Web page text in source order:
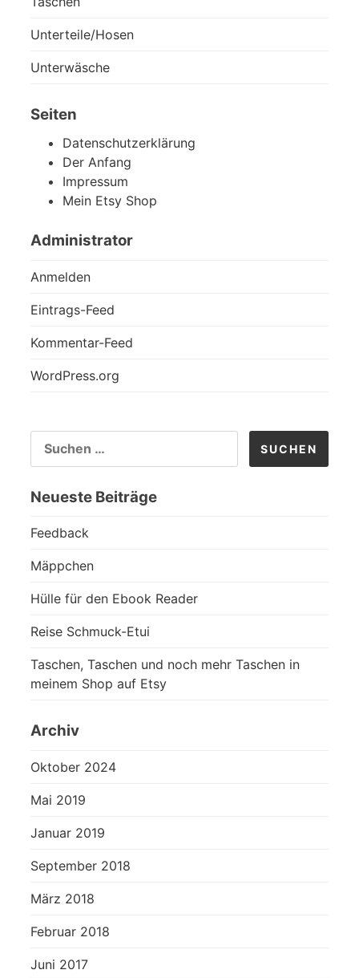
Unterteile/Hosen
Unterwäsche
Seiten
Datenschutzerklärung
Der Anfang
Impressum
Mein Etsy Shop
Administrator
Anmelden
Eintrags-Feed
Kommentar-Feed
WordPress.org
NACH:
Neueste Beiträge
Feedback
Mäppchen
Hülle für den Ebook Reader
Reise Schmuck-Etui
Taschen, Taschen und noch mehr Taschen in
meinem Shop auf Etsy
Archiv
Oktober 2024
Mai 2019
Januar 2019
September 2018
März 2018
Februar 2018
Juni 2017